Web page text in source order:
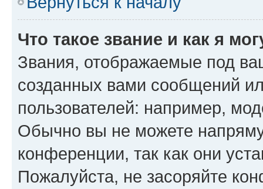
Что такое звание и как я
Звания, отображаемые под
созданных вами сообщений
пользователей: например,
Обычно вы не можете
конференции, так как они
Пожалуйста, не засоряйте